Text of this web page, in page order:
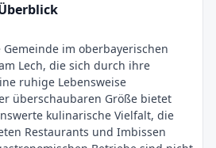
im oberbayerischen
Lech, die sich durch ihre
ruhige Lebensweise
überschaubaren Größe bietet
kulinarische Vielfalt, die
Restaurants und Imbissen